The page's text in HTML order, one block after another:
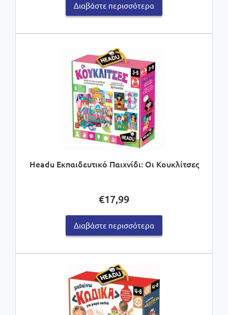
Διαβάστε περισσότερα
Headu Εκπαιδευτικό Παιχνίδι: Οι Κουκλίτσες
€17,99
Διαβάστε περισσότερα